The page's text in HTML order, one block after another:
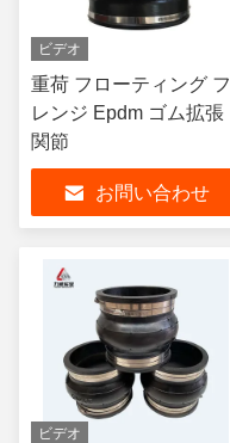
ビデオ
重荷 フローティング フ
レンジ Epdm ゴム拡張
関節
お問い合わせ
ビデオ